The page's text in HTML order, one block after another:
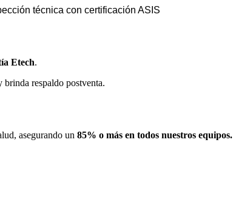
técnica con certificación ASIS
Etech.
brinda respaldo postventa.
asegurando un 85% o más en todos nuestros equipos.